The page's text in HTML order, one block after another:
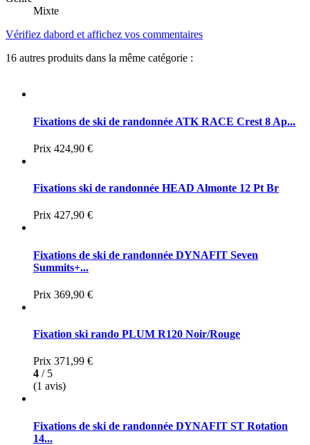
Mixte
Vérifiez dabord et affichez vos commentaires
16 autres produits dans la même catégorie :
Fixations de ski de randonnée ATK RACE Crest 8 Ap...
Prix 424,90 €
Fixations ski de randonnée HEAD Almonte 12 Pt Br
Prix 427,90 €
Fixations de ski de randonnée DYNAFIT Seven
Summits+...
Prix 369,90 €
Fixation ski rando PLUM R120 Noir/Rouge
Prix 371,99 €
4 / 5
(1 avis)
Fixations de ski de randonnée DYNAFIT ST Rotation
14...